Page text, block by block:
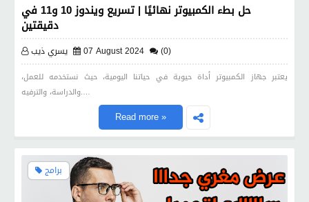
حل بطء الكمبيوتر نهائيًا | تسريع ويندوز 10 و11 في
دقيقتين
يسري ذيب 07 August 2024 (0)
يعتبر جهاز الكمبيوتر أداة حيوية في حياتنا اليومية، حيث نستخدمه للعمل،
والدراسة، والترفيه.…
Read more »
برامج